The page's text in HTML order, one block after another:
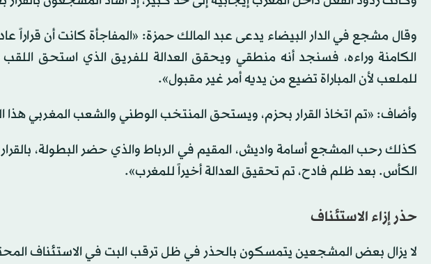
وقال مشجع في الدار البيضاء يدعى عبد المالك حمزة: «المفاجأة كانت أن قراراً
الكامنة وراءه، فسنجد أنه منطقي ويحقق العدالة للفريق الذي استحق
للملعب لأن المباراة تضيع من يديه أمر غير مقبول».
وأضاف: «تم ‌اتخاذ القرار بحزم، ويستحق المنتخب الوطني ‌والشعب المغربي هذا
كذلك رحب المشجع ​أسامة واديش، المقيم في الرباط والذي ‌حضر البطولة،
الكأس. بعد ظلم ‌فادح، تم تحقيق العدالة أخيراً للمغرب».
حذر إزاء الاستئناف
لا يزال بعض المشجعين يتمسكون بالحذر في ظل ترقب البت في الاستئناف